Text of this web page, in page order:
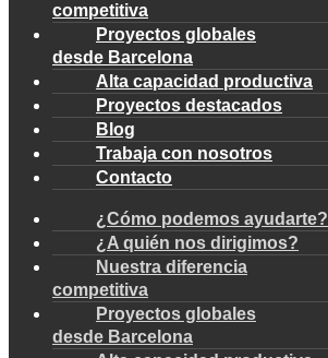
competitiva
Proyectos globales
desde Barcelona
Alta capacidad productiva
Proyectos destacados
Blog
Trabaja con nosotros
Contacto
¿Cómo podemos ayudarte?
¿A quién nos dirigimos?
Nuestra diferencia
competitiva
Proyectos globales
desde Barcelona